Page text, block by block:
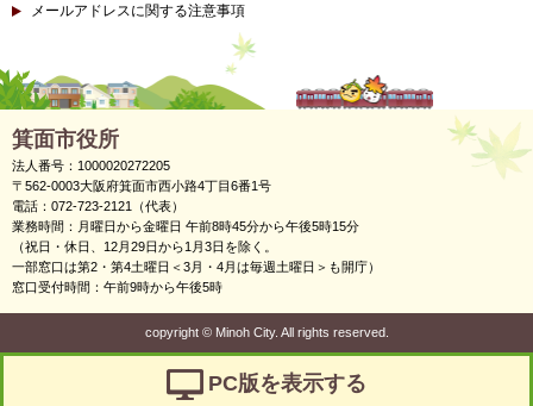
メールアドレスに関する注意事項
箕面市役所
法人番号：1000020272205
〒562-0003大阪府箕面市西小路4丁目6番1号
電話：072-723-2121（代表）
業務時間：月曜日から金曜日 午前8時45分から午後5時15分
（祝日・休日、12月29日から1月3日を除く。
一部窓口は第2・第4土曜日＜3月・4月は毎週土曜日＞も開庁）
窓口受付時間：午前9時から午後5時
copyright ©Minoh City. All rights reserved.
PC版を表示する